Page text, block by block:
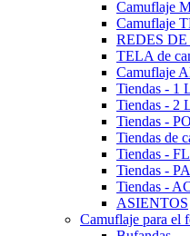
Camuflaje
Camuflaje
REDES
TELA de
Camuflaje
Tiendas - 1
Tiendas - 2
Tiendas -
Tiendas de
Tiendas -
Tiendas -
Tiendas -
ASIENTOS
Camuflaje para el